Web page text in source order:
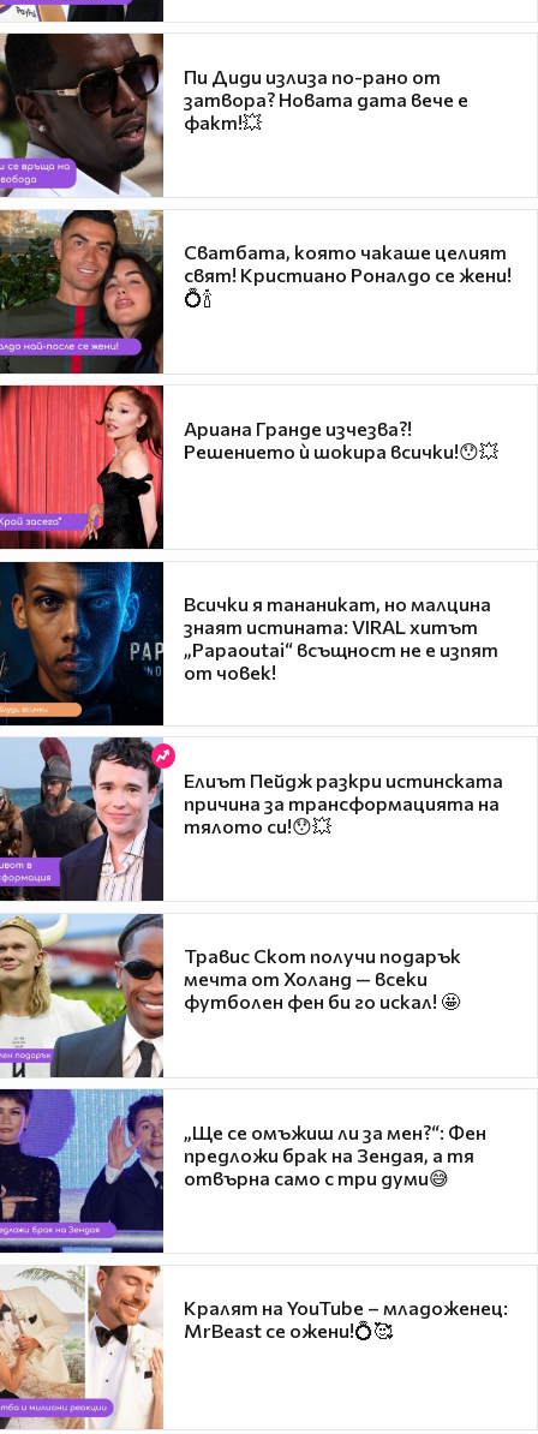
Пи Диди излиза по-рано от
затвора? Новата дата вече е
факт!💥
Сватбата, която чакаше целият
свят! Кристиано Роналдо се жени!
💍🍾
Ариана Гранде изчезва?!
Решението ѝ шокира всички!😯💥
Всички я тананикат, но малцина
знаят истината: VIRAL хитът
„Papaoutai“ всъщност не е изпят
от човек!
Елиът Пейдж разкри истинската
причина за трансформацията на
тялото си!😯💥
Травис Скот получи подарък
мечта от Холанд — всеки
футболен фен би го искал! 🤩
„Ще се омъжиш ли за мен?“: Фен
предложи брак на Зендая, а тя
отвърна само с три думи😅
Кралят на YouTube – младоженец:
MrBeast се ожени!💍🥰